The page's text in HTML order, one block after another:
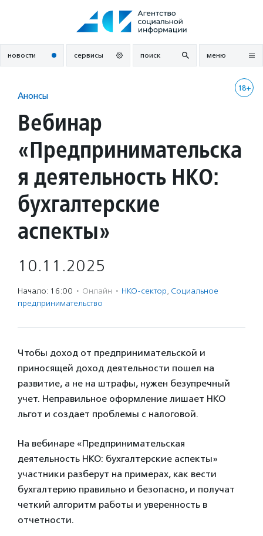
новости сервисы поиск меню
18+
Анонсы
Вебинар
«Предпринимательска
я деятельность НКО:
бухгалтерские
аспекты»
10.11.2025
Начало: 16:00 · Онлайн · НКО-сектор, Социальное
предпри­нима­тель­ство
Чтобы доход от предпринимательской и
приносящей доход деятельности пошел на
развитие, а не на штрафы, нужен безупречный
учет. Неправильное оформление лишает НКО
льгот и создает проблемы с налоговой.
На вебинаре «Предпринимательская
деятельность НКО: бухгалтерские аспекты»
участники разберут на примерах, как вести
бухгалтерию правильно и безопасно, и получат
четкий алгоритм работы и уверенность в
отчетности.